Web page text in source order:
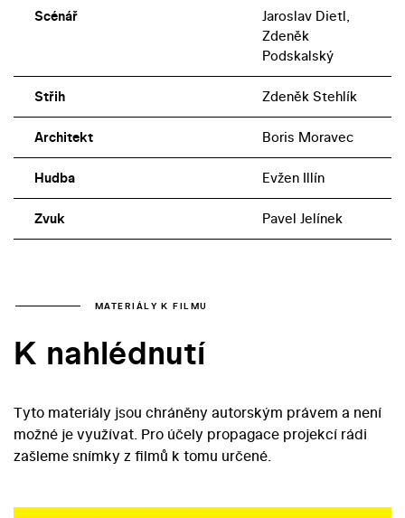
Scénář
Jaroslav Dietl,
Zdeněk
Podskalský
Střih Zdeněk Stehlík
Architekt Boris Moravec
Hudba Evžen Illín
Zvuk Pavel Jelínek
MATERIÁLY K FILMU
K nahlédnutí
Tyto materiály jsou chráněny autorským právem a není
možné je využívat. Pro účely propagace projekcí rádi
zašleme snímky z filmů k tomu určené.